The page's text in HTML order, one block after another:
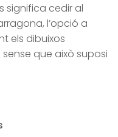
significa cedir al
l’opció a
els dibuixos
que això suposi